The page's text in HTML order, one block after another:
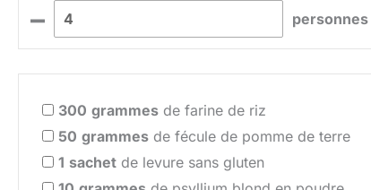
– personnes
300 grammes de farine de riz
50 grammes de fécule de pomme de terre
1 sachet de levure sans gluten